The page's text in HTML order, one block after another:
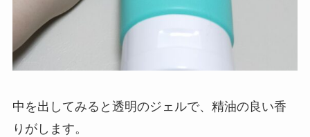
中を出してみると透明のジェルで、精油の良い香
りがします。